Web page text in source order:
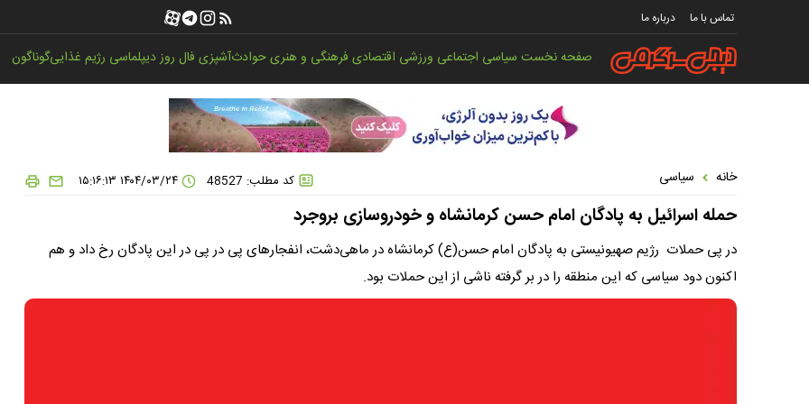
تماس با ما درباره ما
صفحه نخستسیاسی اجتماعی ورزشی اقتصادیفرهنگی و هنریحوادثآشپزیفال روزدیپلماسی رژیم غذاییگوناگون
خانه سیاسی کد مطلب: 48527 ۱۴۰۴/۰۳/۲۴ ۱۵:۱۶:۱۳
حمله اسرائیل به پادگان امام حسن کرمانشاه و خودروسازی بروجرد
در پی حملات ‌ رژیم صهیونیستی به پادگان امام حسن(ع) کرمانشاه در ماهی‌دشت‌، انفجارهای پی در پی در این پادگان رخ داد و هم
اکنون دود سیاسی که این منطقه را در بر گرفته ناشی از این حملات بود.